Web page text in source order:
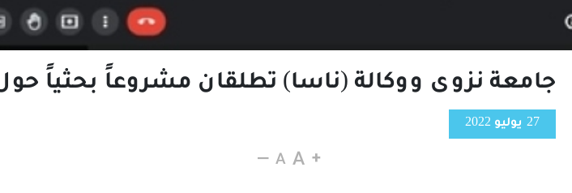
جامعة نزوى ووكالة (ناسا) تطلقان مشروعاً بحثياً
27 يوليو 2022